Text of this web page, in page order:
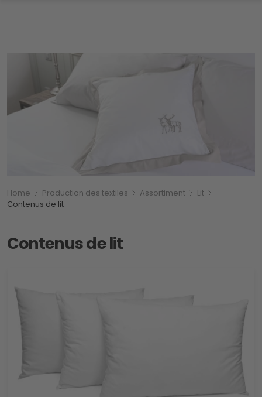
Breadcrumb
Vous êtes ici:
Home Production des textiles Assortiment
Lit
Contenus de lit
Contenus de lit